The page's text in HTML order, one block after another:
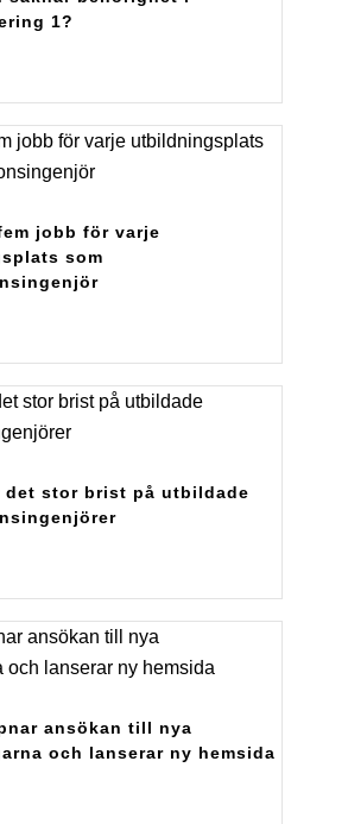
1?
jobb för varje
som
det stor brist på utbildade
ansökan till nya
och lanserar ny hemsida